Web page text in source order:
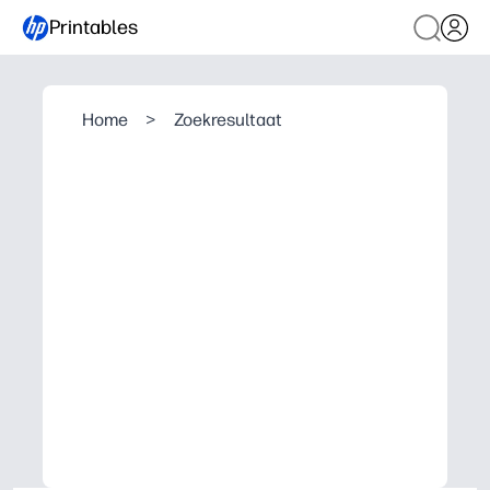
Printables
Home > Zoekresultaat